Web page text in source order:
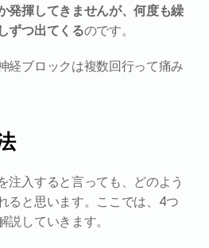
発揮してきませんが、何度も繰
ずつ出てくるのです。
経ブロックは複数回行って痛み
注入すると言っても、どのよう
ると思います。ここでは、4つ
していきます。